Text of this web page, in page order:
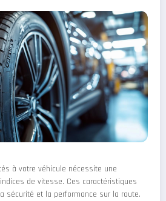
à votre véhicule nécessite une
de vitesse. Ces caractéristiques
sécurité et la performance sur la route.